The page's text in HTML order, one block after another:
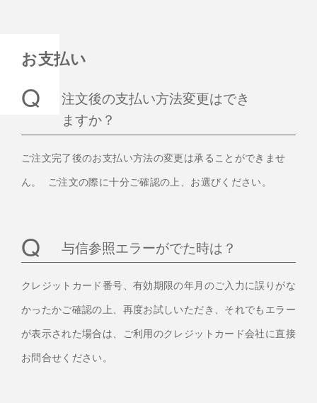
お支払い
注文後の支払い方法変更はでき
ますか？
ご注文完了後のお支払い方法の変更は承ることができませ
ん。 ご注文の際に十分ご確認の上、お選びください。
与信参照エラーがでた時は？
クレジットカード番号、有効期限の年月のご入力に誤りがな
かったかご確認の上、再度お試しいただき、それでもエラー
が表示された場合は、ご利用のクレジットカード会社に直接
お問合せください。